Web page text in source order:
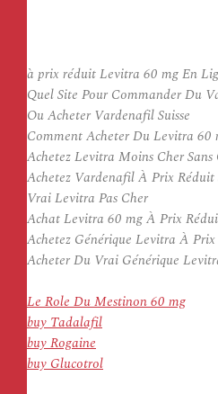
à prix réduit Levitra 60 mg En
Quel Site Pour Commander Du
Ou Acheter Vardenafil Suisse
Comment Acheter Du Levitra 60
Achetez Levitra Moins Cher Sans
Achetez Vardenafil À Prix Réduit
Vrai Levitra Pas Cher
Achat Levitra 60 mg À Prix
Achetez Générique Levitra À
Acheter Du Vrai Générique
Le Role Du Mestinon 60 mg
buy Tadalafil
buy Rogaine
buy Glucotrol